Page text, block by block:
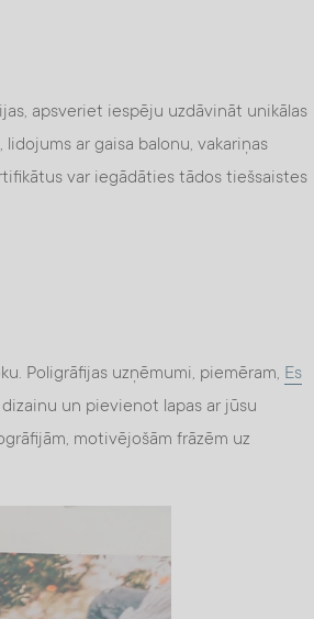
apsveriet iespēju uzdāvināt unikālas
ar gaisa balonu, vakariņas
var iegādāties tādos tiešsaistes
Poligrāfijas uzņēmumi, piemēram, Es
un pievienot lapas ar jūsu
motivējošām frāzēm uz